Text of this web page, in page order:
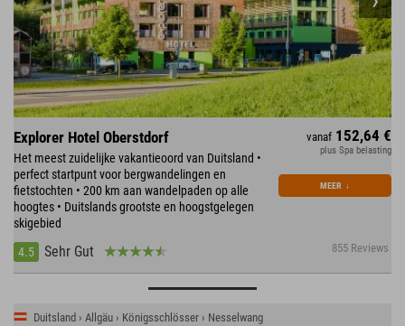
Explorer Hotel Oberstdorf
Het meest zuidelijke vakantieoord van Duitsland •
perfect startpunt voor bergwandelingen en
fietstochten • 200 km aan wandelpaden op alle
hoogtes • Duitslands grootste en hoogstgelegen
skigebied
4.5
Sehr Gut 855 Reviews
vanaf 152,64 €
plus Spa belasting
MEER ↓
Duitsland › Allgäu › Königsschlösser › Nesselwang